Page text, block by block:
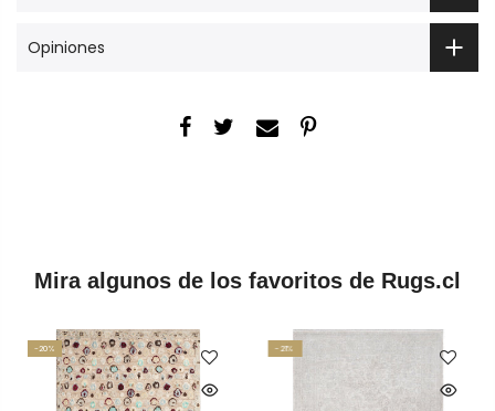
Opiniones
Mira algunos de los favoritos de Rugs.cl
-20% -21%